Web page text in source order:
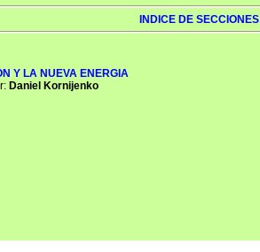
INDICE DE SECCIONES
Y LA NUEVA ENERGIA
Daniel Kornijenko